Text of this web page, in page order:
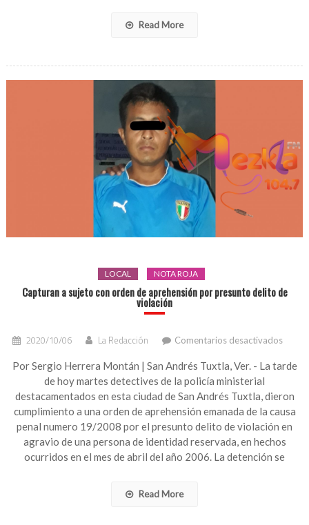
Read More
LOCAL NOTA ROJA
Capturan a sujeto con orden de aprehensión por presunto delito de
violación
2020/10/06 La Redacción Comentarios desactivados
a
orden
de
por
Por Sergio Herrera Montán | San Andrés Tuxtla, Ver. - La tarde
de hoy martes detectives de la policía ministerial
destacamentados en esta ciudad de San Andrés Tuxtla, dieron
cumplimiento a una orden de aprehensión emanada de la causa
penal numero 19/2008 por el presunto delito de violación en
agravio de una persona de identidad reservada, en hechos
ocurridos en el mes de abril del año 2006. La detención se
Read More